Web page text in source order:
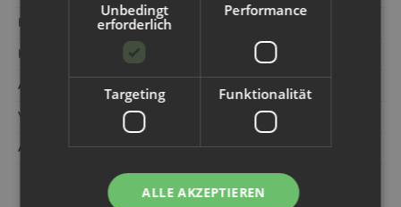
Artikelnummer:
Versandgewicht‍:
Artikelgewicht‍: 0,38 kg
Unbedingt
erforderlich
Performance
Targeting Funktionalität
ALLE AKZEPTIEREN